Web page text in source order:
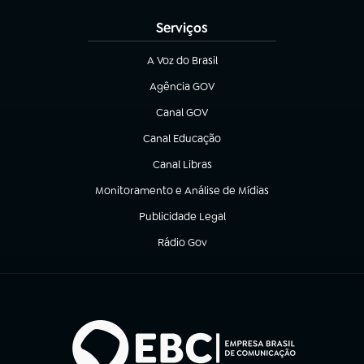
Serviços
A Voz do Brasil
(abre em nova aba)
Agência GOV
(abre em nova aba)
Canal GOV
(abre em nova aba)
Canal Educação
(abre em nova aba)
Canal Libras
(abre em nova aba)
Monitoramento e Análise de Mídias
(abre em nova aba)
Publicidade Legal
(abre em nova aba)
Rádio Gov
(abre em nova aba)